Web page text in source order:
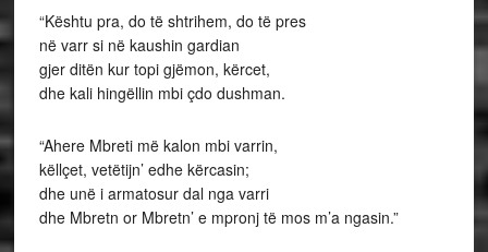
“Kështu pra, do të shtrihem, do të pres
në varr si në kaushin gardian
gjer ditën kur topi gjëmon, kërcet,
dhe kali hingëllin mbi çdo dushman.
“Ahere Mbreti më kalon mbi varrin,
këllçet, vetëtijn’ edhe kërcasin;
dhe unë i armatosur dal nga varri
dhe Mbretn or Mbretn’ e mpronj të mos m’a ngasin.”